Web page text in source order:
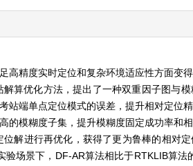
精度实时定位和复杂环境适应性方面变
算优化方法，提出了一种双重因子图与
端单点定位模式的误差，提升相对定位
模糊度子集，提升模糊度固定成功率和
解进行再优化，获得了更为鲁棒的相对
场景下，DF-AR算法相比于RTKLIB算法